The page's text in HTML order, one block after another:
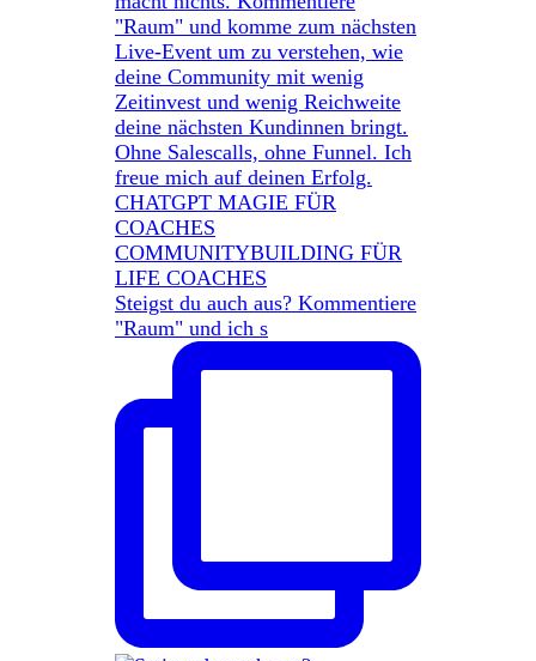
Steigst du auch aus? Kommentiere
"Raum" und ich s